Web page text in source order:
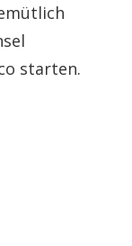
starten.